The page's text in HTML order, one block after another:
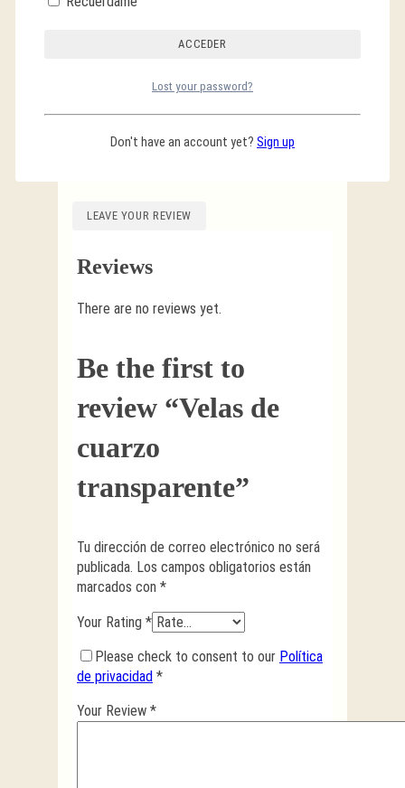
Additional Information
LEAVE YOUR REVIEW
Reviews
There are no reviews yet.
Be the first to
review “Velas de
cuarzo
transparente”
Tu dirección de correo electrónico no será
publicada. Los campos obligatorios están
marcados con *
Your Rating *
Please check to consent to our Política
de privacidad *
Your Review *
Lost your password?
Don't have an account yet? Sign up